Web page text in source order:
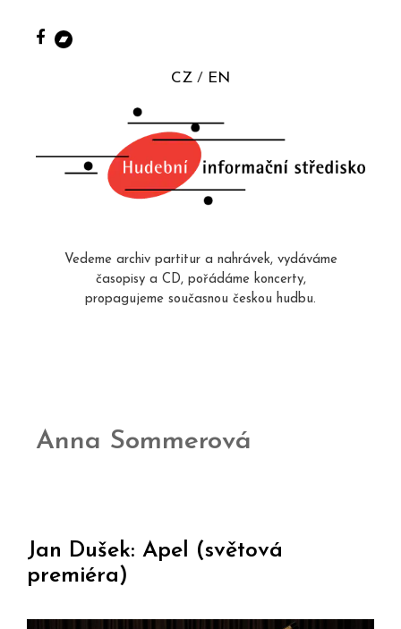
CZ EN
Vedeme archiv partitur a nahrávek, vydáváme
časopisy a CD, pořádáme koncerty,
propagujeme současnou českou hudbu.
Anna Sommerová
Jan Dušek: Apel (světová
premiéra)